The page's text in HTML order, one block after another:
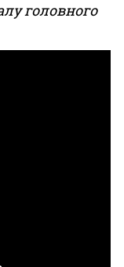
головного